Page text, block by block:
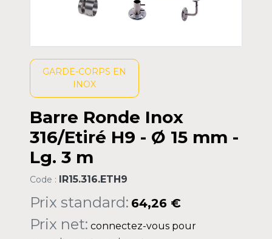
GARDE-CORPS EN
INOX
Barre Ronde Inox
316/Etiré H9 - Ø 15 mm -
Lg. 3 m
Code : IR15.316.ETH9
Prix standard: 64,26 €
Prix net: connectez-vous pour